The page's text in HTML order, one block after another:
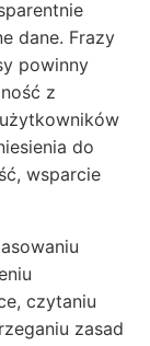
dane. Frazy
powinny
z
do
wsparcie
czytaniu
zasad